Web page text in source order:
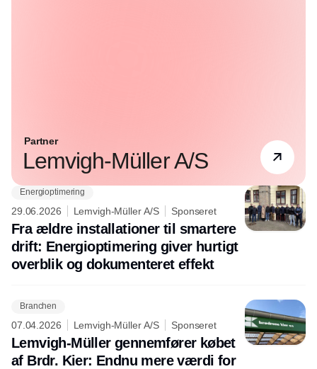
Partner
Lemvigh-Müller A/S
Energioptimering
29.06.2026 Lemvigh-Müller A/S Sponseret
Fra ældre installationer til smartere
drift: Energioptimering giver hurtigt
overblik og dokumenteret effekt
Branchen
07.04.2026 Lemvigh-Müller A/S Sponseret
Lemvigh-Müller gennemfører købet
af Brdr. Kier: Endnu mere værdi for